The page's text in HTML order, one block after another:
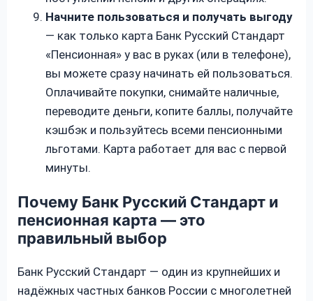
Начните пользоваться и получать выгоду
— как только карта Банк Русский Стандарт
«Пенсионная» у вас в руках (или в телефоне),
вы можете сразу начинать ей пользоваться.
Оплачивайте покупки, снимайте наличные,
переводите деньги, копите баллы, получайте
кэшбэк и пользуйтесь всеми пенсионными
льготами. Карта работает для вас с первой
минуты.
Почему Банк Русский Стандарт и
пенсионная карта — это
правильный выбор
Банк Русский Стандарт — один из крупнейших и
надёжных частных банков России с многолетней